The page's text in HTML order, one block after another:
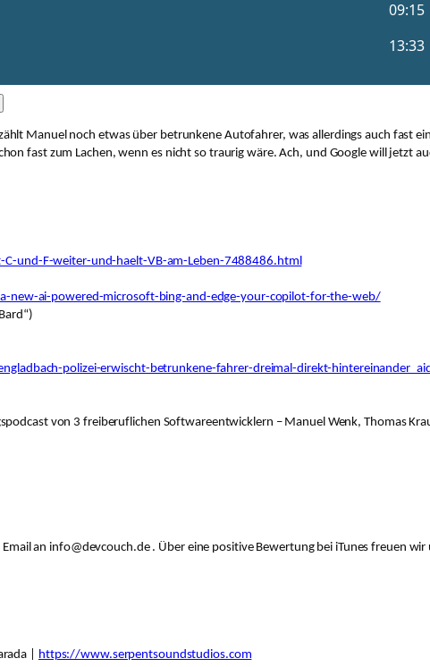
Manuel noch etwas über betrunkene Autofahrer, was allerdings auch fast
fast zum Lachen, wenn es nicht so traurig wäre. Ach, und Google will jetzt
und-F-weiter-und-haelt-VB-am-Leben-7488486.html
ai-powered-microsoft-bing-and-edge-your-copilot-for-the-web/
polizei-erwischt-betrunkene-fahrer-dreimal-direkt-
von 3 freiberuflichen Softwareentwicklern – Manuel Wenk, Thomas
an info@devcouch.de . Über eine positive Bewertung bei iTunes freuen wir
| https://www.serpentsoundstudios.com